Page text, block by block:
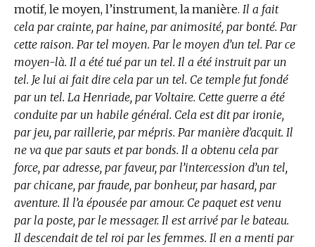
motif, le moyen, l’instrument, la manière. Il a fait
cela par crainte, par haine, par animosité, par bonté. Par
cette raison. Par tel moyen. Par le moyen d’un tel. Par ce
moyen-là. Il a été tué par un tel. Il a été instruit par un
tel. Je lui ai fait dire cela par un tel. Ce temple fut fondé
par un tel. La Henriade, par Voltaire. Cette guerre a été
conduite par un habile général. Cela est dit par ironie,
par jeu, par raillerie, par mépris. Par manière d’acquit. Il
ne va que par sauts et par bonds. Il a obtenu cela par
force, par adresse, par faveur, par l’intercession d’un tel,
par chicane, par fraude, par bonheur, par hasard, par
aventure. Il l’a épousée par amour. Ce paquet est venu
par la poste, par le messager. Il est arrivé par le bateau.
Il descendait de tel roi par les femmes. Il en a menti par